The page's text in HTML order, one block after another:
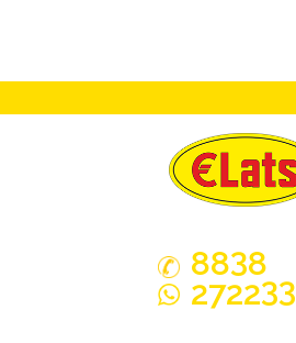
8838
272233